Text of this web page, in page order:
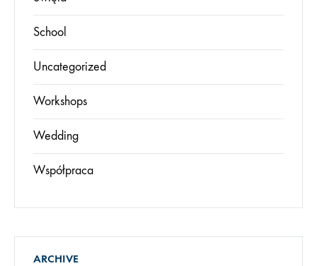
School
Uncategorized
Workshops
Wedding
Współpraca
ARCHIVE